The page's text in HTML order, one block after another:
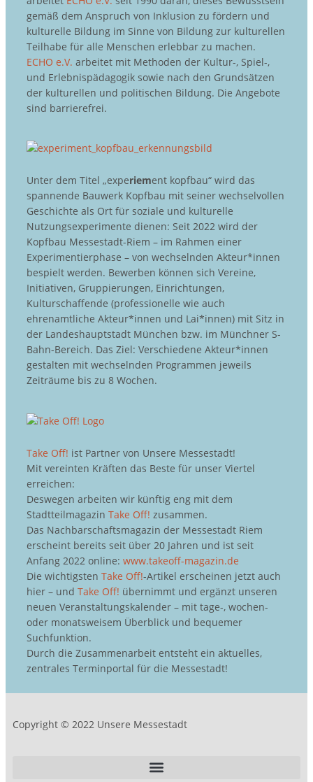
gemäß dem Anspruch von Inklusion zu fördern und
kulturelle Bildung im Sinne von Bildung zur kulturellen
Teilhabe für alle Menschen erlebbar zu machen.
ECHO e.V. arbeitet mit Methoden der Kultur-, Spiel-,
und Erlebnispädagogik sowie nach den Grundsätzen
der kulturellen und politischen Bildung. Die Angebote
sind barrierefrei.
Unter dem Titel „experiement kopfbau“ wird das
spannende Bauwerk Kopfbau mit seiner wechselvollen
Geschichte als Ort für soziale und kulturelle
Nutzungsexperimente dienen: Seit 2022 wird der
Kopfbau Messestadt-Riem – im Rahmen einer
Experimentierphase – von wechselnden Akteur*innen
bespielt werden. Bewerben können sich Vereine,
Initiativen, Gruppierungen, Einrichtungen,
Kulturschaffende (professionelle wie auch
ehrenamtliche Akteur*innen und Lai*innen) mit Sitz in
der Landeshauptstadt München bzw. im Münchner S-
Bahn-Bereich. Das Ziel: Verschiedene Akteur*innen
gestalten mit wechselnden Programmen jeweils
Zeiträume bis zu 8 Wochen.
Take Off! ist Partner von Unsere Messestadt!
Mit vereinten Kräften das Beste für unser Viertel
erreichen:
Deswegen arbeiten wir künftig eng mit dem
Stadtteilmagazin Take Off! zusammen.
Das Nachbarschaftsmagazin der Messestadt Riem
erscheint bereits seit über 20 Jahren und ist seit
Anfang 2022 online: www.takeoff-magazin.de
Die wichtigsten Take Off!-Artikel erscheinen jetzt auch
hier – und Take Off! übernimmt und ergänzt unseren
neuen Veranstaltungskalender – mit tage-, wochen-
oder monatsweisem Überblick und bequemer
Suchfunktion.
Durch die Zusammenarbeit entsteht ein aktuelles,
zentrales Terminportal für die Messestadt!
Copyright © 2022 Unsere Messestadt